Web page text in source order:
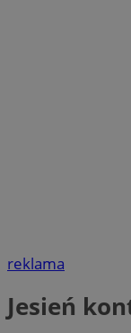
reklama
Jesień